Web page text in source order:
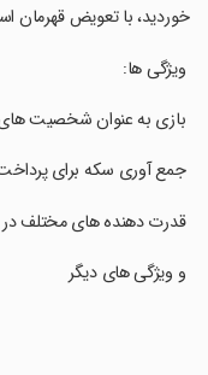
خوردید، با تعویض قهرمان
‏ ویژگی ها:
بازی به عنوان شخصیت های
جمع آوری سکه برای
قدرت دهنده های مختلف در
‏ و ویژگی های دیگر